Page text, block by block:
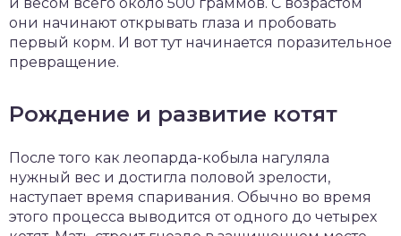
они начинают открывать глаза и пробовать
первый корм. И вот тут начинается поразительное
превращение.
Рождение и развитие котят
После того как леопарда-кобыла нагуляла
нужный вес и достигла половой зрелости,
наступает время спаривания. Обычно во время
этого процесса выводится от одного до четырех